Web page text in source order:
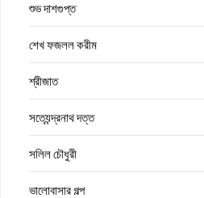
শুভ দাশগুপ্ত
শেখ ফজলল করীম
শ্রীজাত
সত্যেন্দ্রনাথ দত্ত
সলিল চৌধুরী
ভালোবাসার গল্প